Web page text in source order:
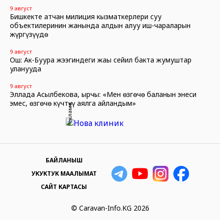
9 август
Бишкекте атчан милиция кызматкерлери суу
объектилеринин жанында алдын алуу иш-чараларын
жүргүзүүдө
9 август
Ош: Ак-Буура жээгиндеги жаңы сейил бакта жумуштар
уланууда
9 август
Эллада Асылбекова, ырчы: «Мен өзгөчө баланын энеси
эмес, өзгөчө күчтүү аялга айландым»
Реклама
© Caravan-Info.KG 2026
БАЙЛАНЫШ
УКУКТУК МААЛЫМАТ
САЙТ КАРТАСЫ